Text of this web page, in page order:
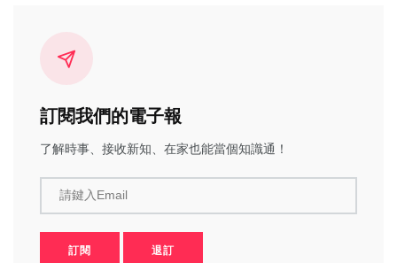
訂閱我們的電子報
了解時事、接收新知、在家也能當個知識通！
請鍵入Email
訂閱 退訂